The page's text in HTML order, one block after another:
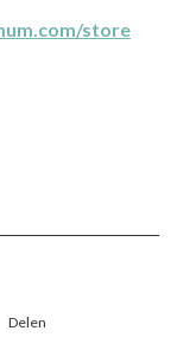
store
Delen